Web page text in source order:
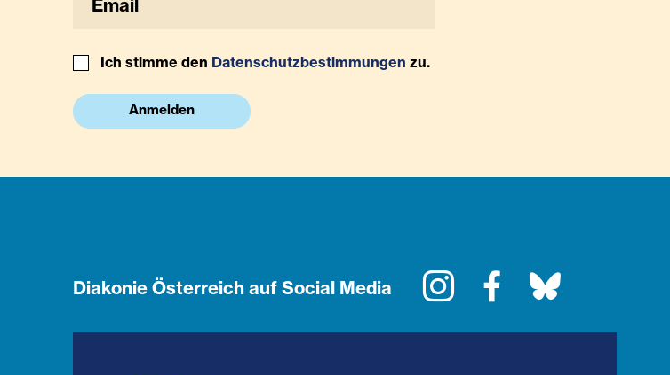
Ich stimme den Datenschutzbestimmungen zu.
Anmelden
Diakonie Österreich auf Social Media InstagramFacebook